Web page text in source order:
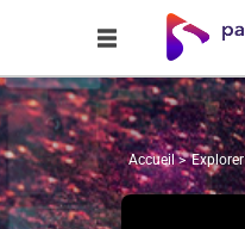
Accueil Explorer